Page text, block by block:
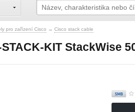
pro zařízení Cisco → Cisco stack cable
KIT StackWise